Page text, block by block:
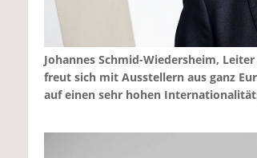
Johannes Schmid-Wiedersheim,
freut sich mit Ausstellern aus ganz
auf einen sehr hohen